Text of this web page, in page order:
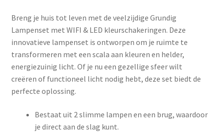
Breng je huis tot leven met de veelzijdige Grundig
Lampenset met WIFI & LED kleurschakeringen. Deze
innovatieve lampenset is ontworpen om je ruimte te
transformeren met een scala aan kleuren en helder,
energiezuinig licht. Of je nu een gezellige sfeer wilt
creëren of functioneel licht nodig hebt, deze set biedt de
perfecte oplossing.
Bestaat uit 2 slimme lampen en een brug, waardoor
je direct aan de slag kunt.